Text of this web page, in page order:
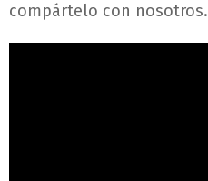
compártelo con nosotros.